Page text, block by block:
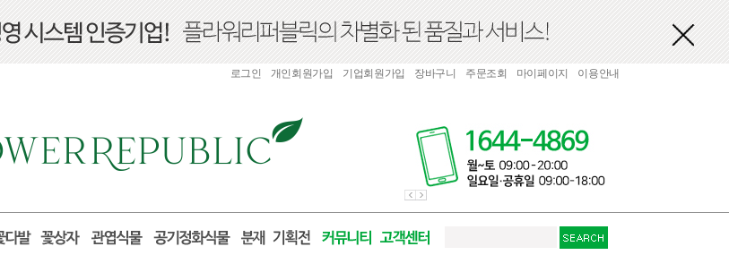
로그인 개인회원가입 기업회원가입 장바구니 주문조회 마이페이지 이용안내